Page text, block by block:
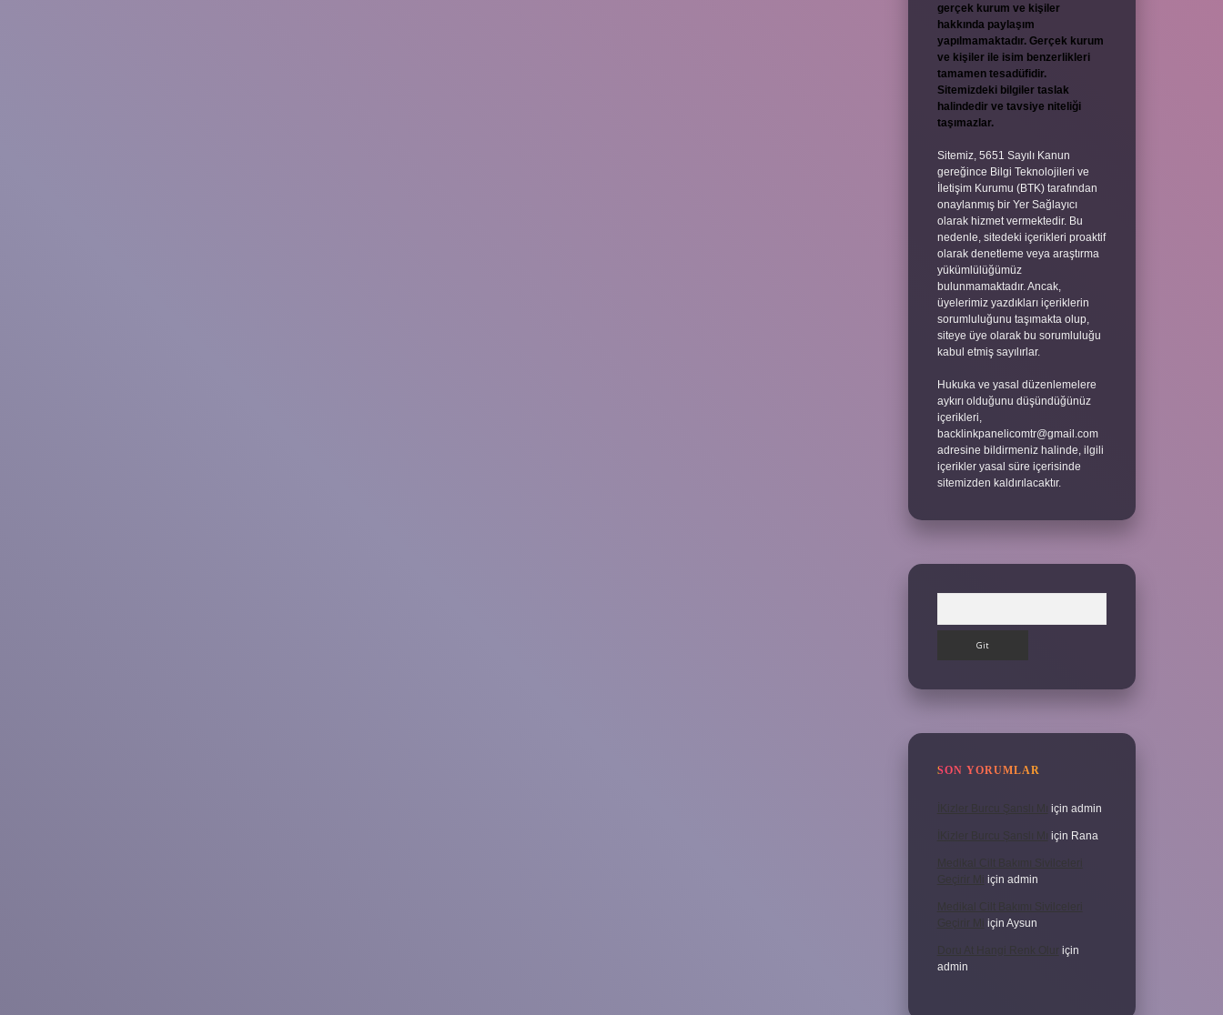
gerçek kurum ve kişiler
hakkında paylaşım
yapılmamaktadır. Gerçek kurum
ve kişiler ile isim benzerlikleri
tamamen tesadüfidir.
Sitemizdeki bilgiler taslak
halindedir ve tavsiye niteliği
taşımazlar.
Sitemiz, 5651 Sayılı Kanun
gereğince Bilgi Teknolojileri ve
İletişim Kurumu (BTK) tarafından
onaylanmış bir Yer Sağlayıcı
olarak hizmet vermektedir. Bu
nedenle, sitedeki içerikleri proaktif
olarak denetleme veya araştırma
yükümlülüğümüz
bulunmamaktadır. Ancak,
üyelerimiz yazdıkları içeriklerin
sorumluluğunu taşımakta olup,
siteye üye olarak bu sorumluluğu
kabul etmiş sayılırlar.
Hukuka ve yasal düzenlemelere
aykırı olduğunu düşündüğünüz
içerikleri,
backlinkpanelicomtr@gmail.com
adresine bildirmeniz halinde, ilgili
içerikler yasal süre içerisinde
sitemizden kaldırılacaktır.
SON YORUMLAR
İKizler Burcu Şanslı Mı için admin
İKizler Burcu Şanslı Mı için Rana
Medikal Cilt Bakımı Sivilceleri
Geçirir Mi için admin
Medikal Cilt Bakımı Sivilceleri
Geçirir Mi için Aysun
Doru At Hangi Renk Olur için
admin